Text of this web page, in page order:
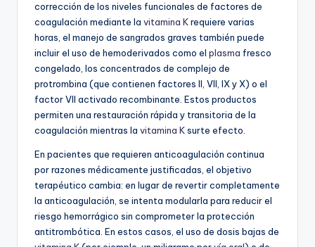
corrección de los niveles funcionales de factores de
coagulación mediante la vitamina Krequiere varias
horas, el manejo de sangrados graves también puede
incluir el uso de hemoderivados como el plasma fresco
congelado, los concentrados de complejo de
protrombina (que contienen factores II, VII, IX y X) o el
factor VII activado recombinante. Estos productos
permiten una restauración rápida y transitoria de la
coagulación mientras la vitamina Ksurte efecto.
En pacientes que requieren anticoagulación continua
por razones médicamente justificadas, el objetivo
terapéutico cambia: en lugar de revertir completamente
la anticoagulación, se intenta modularla para reducir el
riesgo hemorrágico sin comprometer la protección
antitrombótica. En estos casos, el uso de dosis bajas de